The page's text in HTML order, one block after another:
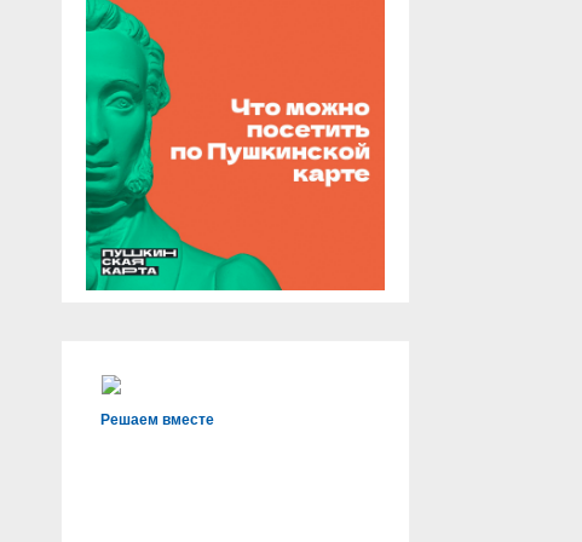
Решаем вместе